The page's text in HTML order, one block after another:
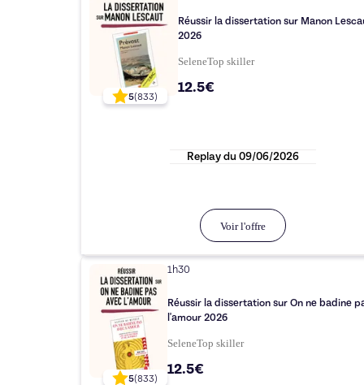
5(833)
Réussir la dissertation sur Manon
2026
SeleneTopskiller
12.5€
Replay du 09/06/2026
Voir l'offre
5(833)
1h30
Réussir la dissertation sur On ne badine
l'amour 2026
SeleneTop skiller
12.5€